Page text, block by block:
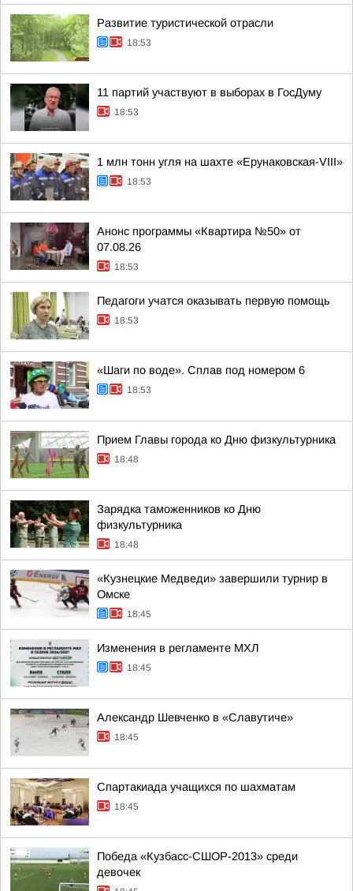
Развитие туристической отрасли
18:53
11 партий участвуют в выборах в ГосДуму
18:53
1 млн тонн угля на шахте «Ерунаковская-VIII»
18:53
Анонс программы «Квартира №50» от
07.08.26
18:53
Педагоги учатся оказывать первую помощь
18:53
«Шаги по воде». Сплав под номером 6
18:53
Прием Главы города ко Дню физкультурника
18:48
Зарядка таможенников ко Дню
физкультурника
18:48
«Кузнецкие Медведи» завершили турнир в
Омске
18:45
Изменения в регламенте МХЛ
18:45
Александр Шевченко в «Славутиче»
18:45
Спартакиада учащихся по шахматам
18:45
Победа «Кузбасс-СШОР-2013» среди
девочек